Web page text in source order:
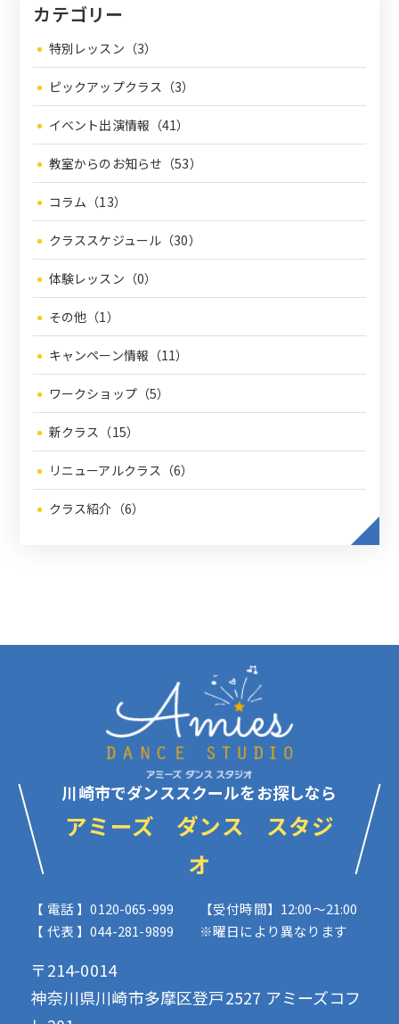
カテゴリー
特別レッスン（3）
ピックアップクラス（3）
イベント出演情報（41）
教室からのお知らせ（53）
コラム（13）
クラススケジュール（30）
体験レッスン（0）
その他（1）
キャンペーン情報（11）
ワークショップ（5）
新クラス（15）
リニューアルクラス（6）
クラス紹介（6）
川崎市でダンススクールをお探しなら
アミーズ ダンス スタジ
オ
【 電話 】0120-065-999
【 代表 】044-281-9899
【受付時間】12:00〜21:00
※曜日により異なります
〒214-0014
神奈川県川崎市多摩区登戸2527 アミーズコフ